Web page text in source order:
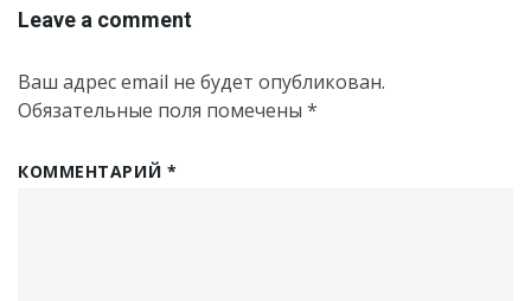
Leave a comment
Ваш адрес email не будет опубликован.
Обязательные поля помечены *
КОММЕНТАРИЙ *